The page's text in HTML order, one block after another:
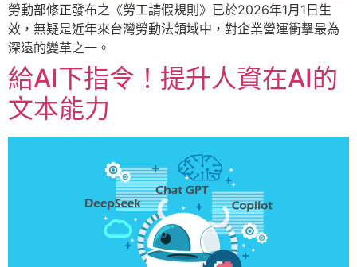
勞動部修正發布之《勞工請假規則》已於2026年1月1日生
效，無疑是近年來台灣勞動法領域中，對企業營運衝擊最為
深遠的變革之一。
給AI下指令！提升人資在AI的
文本能力